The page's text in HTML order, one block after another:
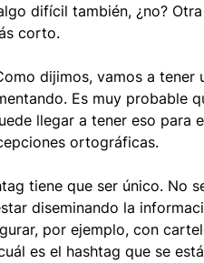
difícil también, ¿no?
corto.
dijimos, vamos a
Es muy probable
llegar a tener eso para
ortográficas.
tiene que ser único. No
diseminando la
por ejemplo, con
es el hashtag que se